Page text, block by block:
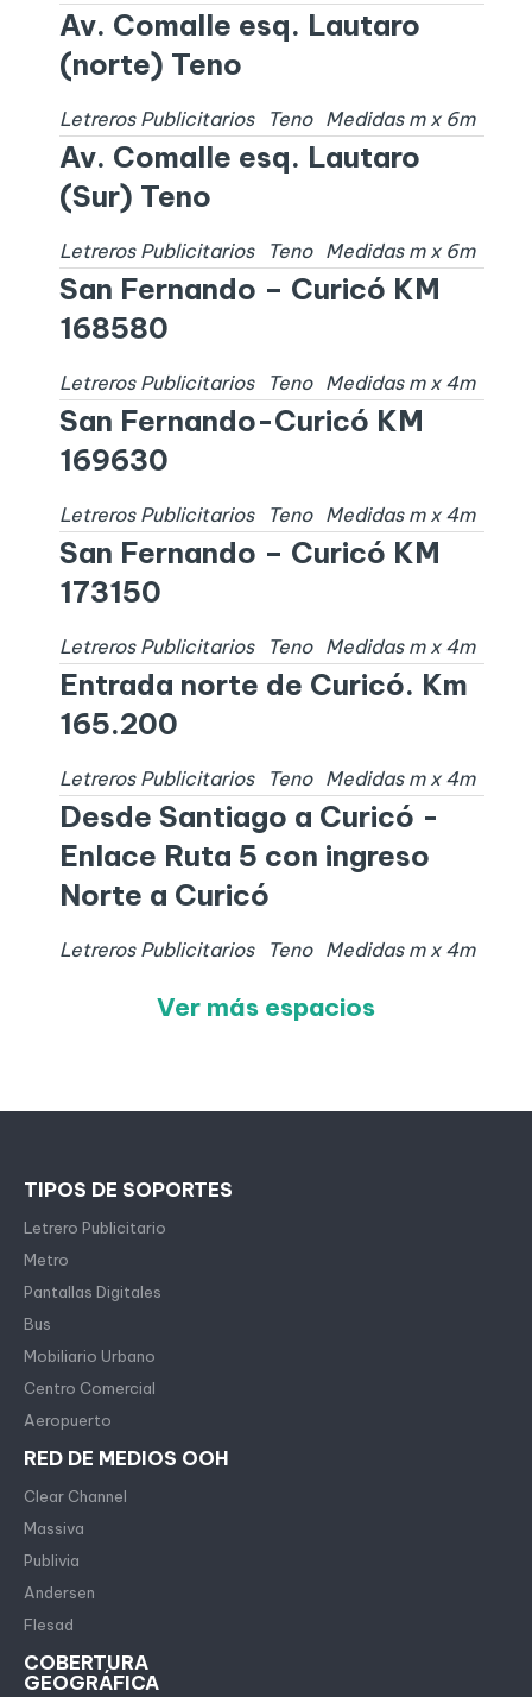
Av. Comalle esq. Lautaro
(norte) Teno
Letreros Publicitarios Teno Medidas m x 6m
Av. Comalle esq. Lautaro
(Sur) Teno
Letreros Publicitarios Teno Medidas m x 6m
San Fernando – Curicó KM
168580
Letreros Publicitarios Teno Medidas m x 4m
San Fernando-Curicó KM
169630
Letreros Publicitarios Teno Medidas m x 4m
San Fernando – Curicó KM
173150
Letreros Publicitarios Teno Medidas m x 4m
Entrada norte de Curicó. Km
165.200
Letreros Publicitarios Teno Medidas m x 4m
Desde Santiago a Curicó -
Enlace Ruta 5 con ingreso
Norte a Curicó
Letreros Publicitarios Teno Medidas m x 4m
Ver más espacios
TIPOS DE SOPORTES
Letrero Publicitario
Metro
Pantallas Digitales
Bus
Mobiliario Urbano
Centro Comercial
Aeropuerto
RED DE MEDIOS OOH
Clear Channel
Massiva
Publivia
Andersen
Flesad
COBERTURA
GEOGRÁFICA